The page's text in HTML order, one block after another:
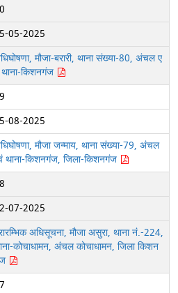
05-2025
मौजा-बरारी, थाना संख्या-80, अंचल ए
किशनगंज
08-2025
मौजा जन्माय, थाना संख्या-79, अंचल
थाना-किशनगंज, जिला-किशनगंज
07-2025
अधिसूचना, मौजा असुरा, थाना नं.-224,
कोचाधामन, अंचल कोचाधामन, जिला किशन